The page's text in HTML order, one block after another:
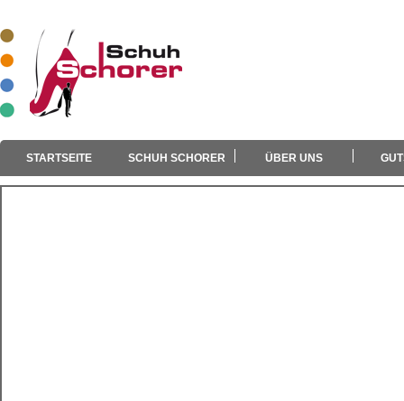
STARTSEITE SCHUH SCHORER ÜBER UNS